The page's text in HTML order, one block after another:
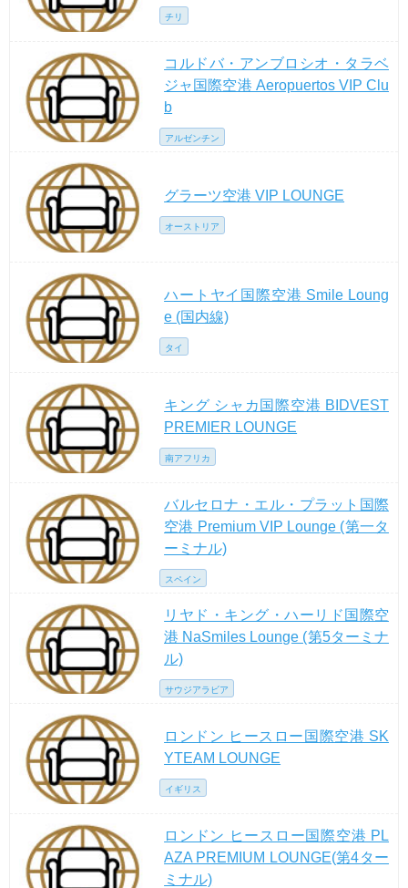
チリ
コルドバ・アンブロシオ・タラベ
ジャ国際空港 Aeropuertos VIP Clu
b
アルゼンチン
グラーツ空港 VIP LOUNGE
オーストリア
ハートヤイ国際空港 Smile Loung
e (国内線)
タイ
キング シャカ国際空港 BIDVEST
PREMIER LOUNGE
南アフリカ
バルセロナ・エル・プラット国際
空港 Premium VIP Lounge (第一タ
ーミナル)
スペイン
リヤド・キング・ハーリド国際空
港 NaSmiles Lounge (第5ターミナ
ル)
サウジアラビア
ロンドン ヒースロー国際空港 SK
YTEAM LOUNGE
イギリス
ロンドン ヒースロー国際空港 PL
AZA PREMIUM LOUNGE(第4ター
ミナル)